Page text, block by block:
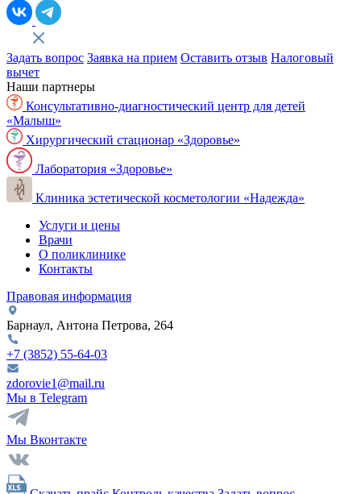
Задать вопрос Заявка на прием Оставить отзыв Налоговый
вычет
Наши партнеры
Консультативно-диагностический центр для детей
«Малыш»
Хирургический стационар «Здоровье»
Лаборатория «Здоровье»
Клиника эстетической косметологии «Надежда»
Услуги и цены
Врачи
О поликлинике
Контакты
Правовая информация
Барнаул, Антона Петрова, 264
+7 (3852) 55-64-03
zdorovie1@mail.ru
Мы в Telegram
Мы Вконтакте